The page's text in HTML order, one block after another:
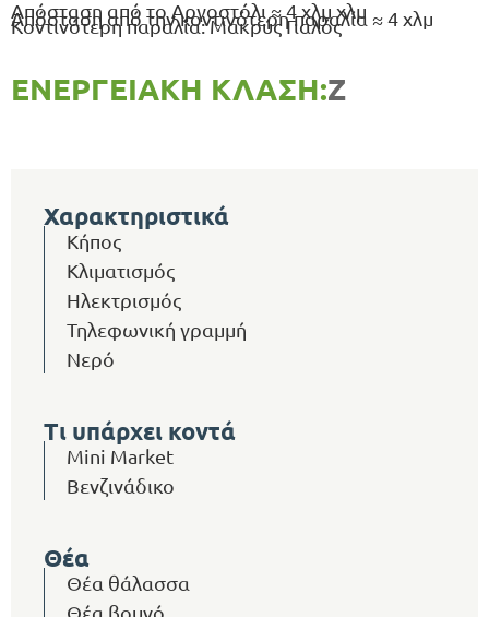
Απόσταση από το Αργοστόλι ≈ 4 χλμ χλμ
Απόσταση από την κοντινότερη παραλία ≈ 4 χλμ
Κοντινότερη παραλία: Μακρύς Γιαλός
ΕΝΕΡΓΕΙΑΚΉ ΚΛΆΣΗ:Ζ
Χαρακτηριστικά
Κήπος
Κλιματισμός
Ηλεκτρισμός
Τηλεφωνική γραμμή
Νερό
Τι υπάρχει κοντά
Mini Market
Βενζινάδικο
Θέα
Θέα θάλασσα
Θέα βουνό